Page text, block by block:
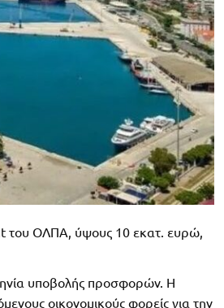
του ΟΛΠΑ, ύψους 10 εκατ. ευρώ,
υποβολής προσφορών. Η
οικονομικούς φορείς για την